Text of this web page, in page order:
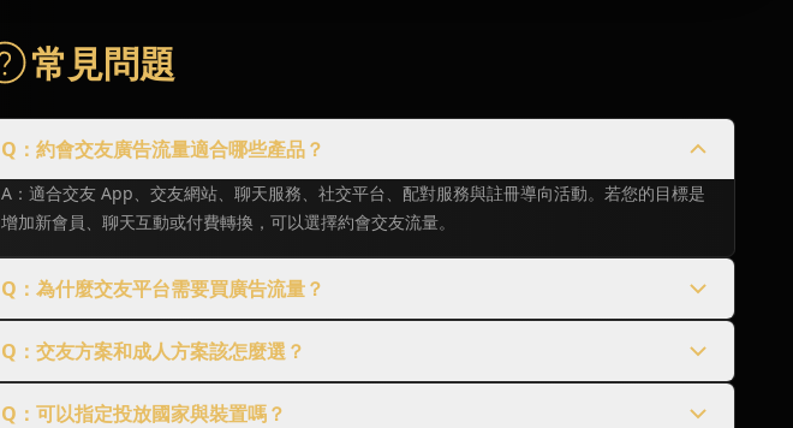
常見問題
Q：約會交友廣告流量適合哪些產品？
A：適合交友 App、交友網站、聊天服務、社交平台、配對服務與註冊導向活動。若您的目標是
增加新會員、聊天互動或付費轉換，可以選擇約會交友流量。
Q：為什麼交友平台需要買廣告流量？
Q：交友方案和成人方案該怎麼選？
Q：可以指定投放國家與裝置嗎？